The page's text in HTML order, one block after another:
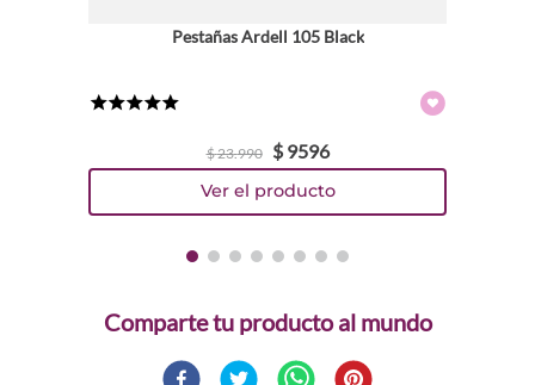
Pestañas Ardell 105 Black
$23.990 $ 9596
Comparte